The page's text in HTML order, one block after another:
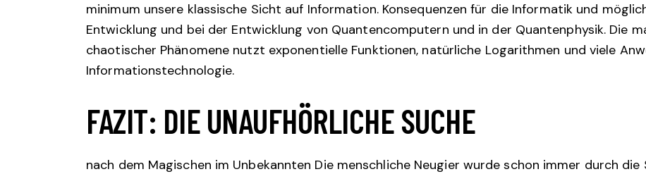
minimum unsere klassische Sicht auf Information. Konsequenzen für die Informatik und
Entwicklung und bei der Entwicklung von Quantencomputern und in der Quantenphysik. Die
chaotischer Phänomene nutzt exponentielle Funktionen, natürliche Logarithmen und viele
Informationstechnologie.
FAZIT: DIE UNAUFHÖRLICHE SUCHE
nach dem Magischen im Unbekannten Die menschliche Neugier wurde schon immer durch